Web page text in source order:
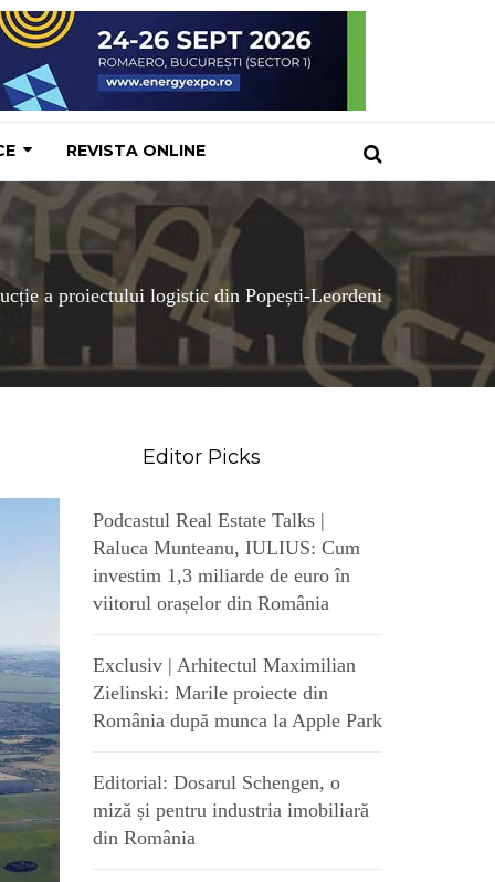
REVISTA ONLINE
a proiectului logistic din Popești-Leordeni
Editor Picks
Podcastul Real Estate Talks |
Raluca Munteanu, IULIUS: Cum
investim 1,3 miliarde de euro în
viitorul orașelor din România
Exclusiv | Arhitectul Maximilian
Zielinski: Marile proiecte din
România după munca la Apple Park
Editorial: Dosarul Schengen, o
miză și pentru industria imobiliară
din România